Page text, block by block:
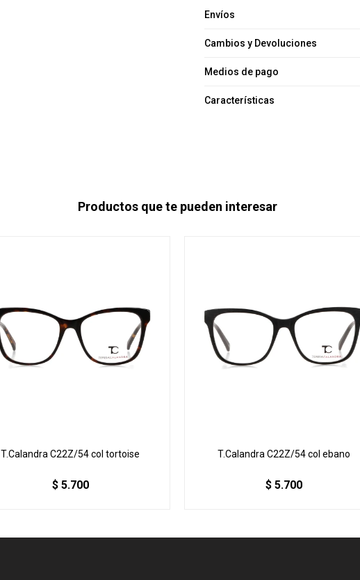
Envíos
Cambios y Devoluciones
Medios de pago
Características
Productos que te pueden interesar
T.Calandra C22Z/54 col tortoise
$ 5.700
T.Calandra C22Z/54 col ebano
$ 5.700